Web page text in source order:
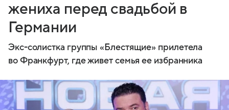
жениха перед свадьбой в
Германии
Экс-солистка группы «Блестящие» прилетела
во Франкфурт, где живет семья ее избранника